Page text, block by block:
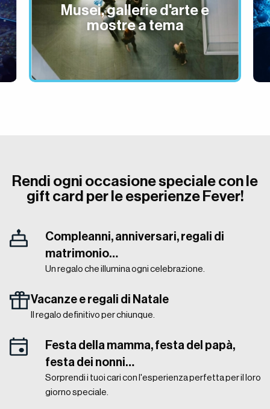
Vita notturna
Rendi ogni occasione speciale con le
gift card per le esperienze Fever!
Compleanni, anniversari, regali di
matrimonio…
Un regalo che illumina ogni celebrazione.
Vacanze e regali di Natale
Il regalo definitivo per chiunque.
Festa della mamma, festa del papà,
festa dei nonni…
Sorprendi i tuoi cari con l'esperienza perfetta per il loro
giorno speciale.